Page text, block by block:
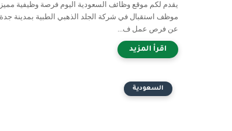
يقدم لكم موقع وظائف السعودية اليوم فرصة وظيفية
موظف استقبال في شركة الجلد الذهبي الطبية بمدينة
عن فرص عمل ف...
السعودية